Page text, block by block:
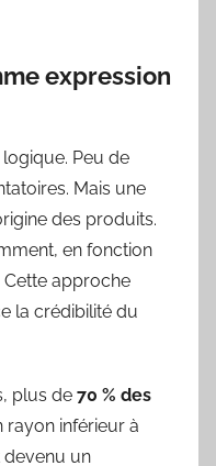
expression
Peu de
Mais une
des produits.
en fonction
Cette approche
la crédibilité du
plus de 70 % des
rayon inférieur à
devenu un